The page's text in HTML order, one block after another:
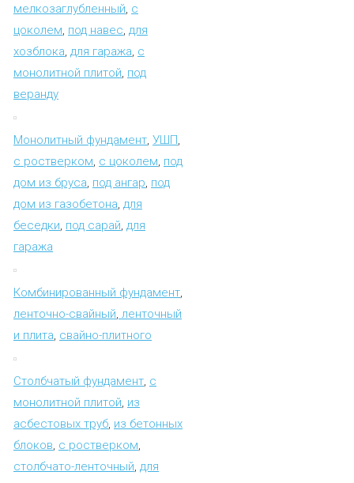
мелкозаглубленный с
цоколем под навес для
хозблока для гаража с
монолитной плитой под
веранду
Монолитный фундамент УШП
с ростверком с цоколем под
дом из бруса под ангар под
дом из газобетона для
беседки под сарай для
гаража
Комбинированный фундамент
ленточно-свайный ленточный
и плита свайно-плитного
Столбчатый фундамент с
монолитной плитой из
асбестовых труб из бетонных
блоков с ростверком
столбчато-ленточный для